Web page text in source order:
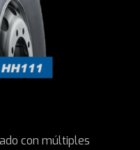
con múltiples